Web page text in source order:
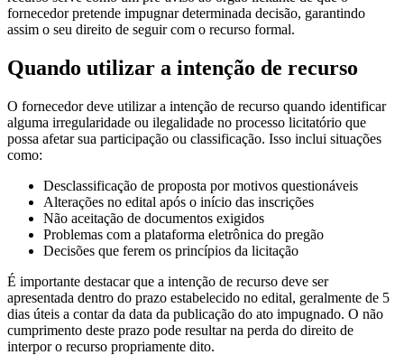
fornecedor pretende impugnar determinada decisão, garantindo
assim o seu direito de seguir com o recurso formal.
Quando utilizar a intenção de recurso
O fornecedor deve utilizar a intenção de recurso quando identificar
alguma irregularidade ou ilegalidade no processo licitatório que
possa afetar sua participação ou classificação. Isso inclui situações
como:
Desclassificação de proposta por motivos questionáveis
Alterações no edital após o início das inscrições
Não aceitação de documentos exigidos
Problemas com a plataforma eletrônica do pregão
Decisões que ferem os princípios da licitação
É importante destacar que a intenção de recurso deve ser
apresentada dentro do prazo estabelecido no edital, geralmente de 5
dias úteis a contar da data da publicação do ato impugnado. O não
cumprimento deste prazo pode resultar na perda do direito de
interpor o recurso propriamente dito.